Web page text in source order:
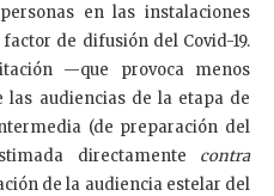
en las instalaciones
de difusión del Covid-19.
—que provoca menos
las audiencias de la etapa de
(de preparación del
directamente contra
de la audiencia estelar del